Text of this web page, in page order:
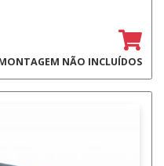
NÃO INCLUÍDOS